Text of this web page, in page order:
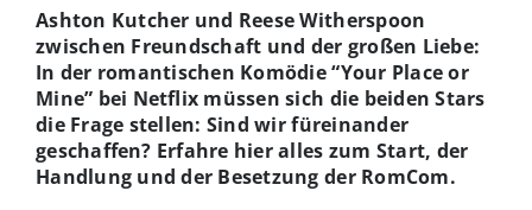
Ashton Kutcher und Reese Witherspoon
zwischen Freundschaft und der großen Liebe:
In der romantischen Komödie “Your Place or
Mine” bei Netflix müssen sich die beiden Stars
die Frage stellen: Sind wir füreinander
geschaffen? Erfahre hier alles zum Start, der
Handlung und der Besetzung der RomCom.